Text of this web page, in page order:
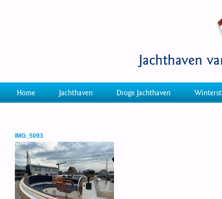
Jachthaven
Home Jachthaven Droge Jachthaven
IMG_5093